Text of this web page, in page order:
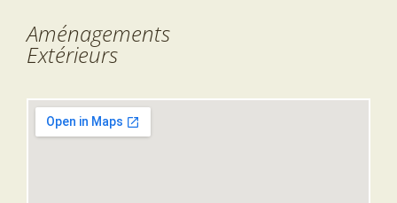
Aménagements
Extérieurs